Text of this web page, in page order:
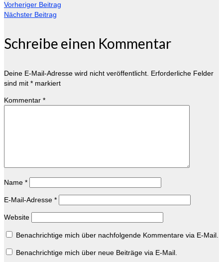
Vorheriger Beitrag
Nächster Beitrag
Schreibe einen Kommentar
Deine E-Mail-Adresse wird nicht veröffentlicht. Erforderliche Felder
sind mit * markiert
Kommentar *
Name *
E-Mail-Adresse *
Website
Benachrichtige mich über nachfolgende Kommentare via E-Mail.
Benachrichtige mich über neue Beiträge via E-Mail.